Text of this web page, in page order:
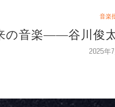
音楽
の音楽――谷川俊
2025年